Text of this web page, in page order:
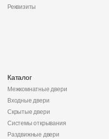
Реквизиты
Каталог
Межкомнатные двери
Входные двери
Скрытые двери
Системы открывания
Раздвижные двери